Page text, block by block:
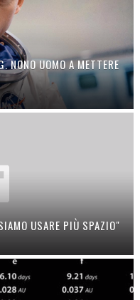
NONO UOMO A METTERE
USARE PIÙ SPAZIO"